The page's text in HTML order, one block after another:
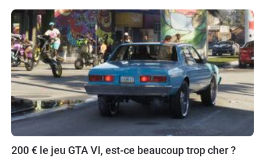
200 € le jeu GTA VI, est-ce beaucoup trop cher ?